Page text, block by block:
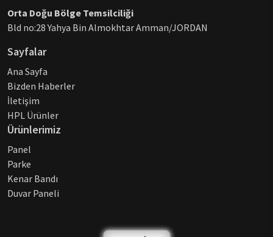
Orta Doğu Bölge Temsilciliği
Bld no:28 Yahya Bin Almokhtar Amman/JORDAN
Sayfalar
Ana Sayfa
Bizden Haberler
İletişim
HPL Ürünler
Ürünlerimiz
Panel
Parke
Kenar Bandı
Duvar Paneli